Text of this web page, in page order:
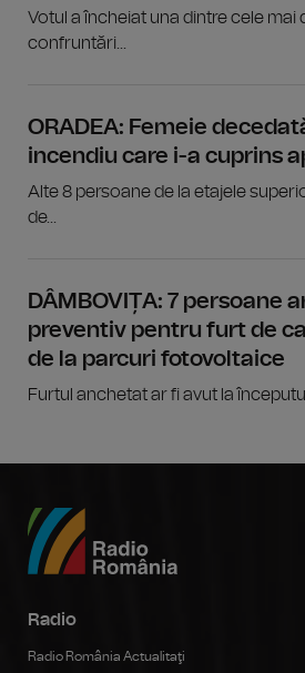
Votul a încheiat una dintre cele mai
confruntări...
ORADEA: Femeie
incendiu care i-a cuprins
Alte 8 persoane de la etajele
de...
DÂMBOVIȚA: 7 persoane
preventiv pentru furt de
de la parcuri fotovoltaice
Furtul anchetat ar fi avut la
Radio
Radio România Actualitaţi